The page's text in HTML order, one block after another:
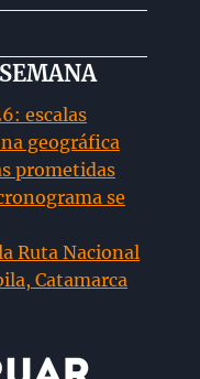
escalas
geográfica
prometidas
se
Ruta Nacional
Catamarca